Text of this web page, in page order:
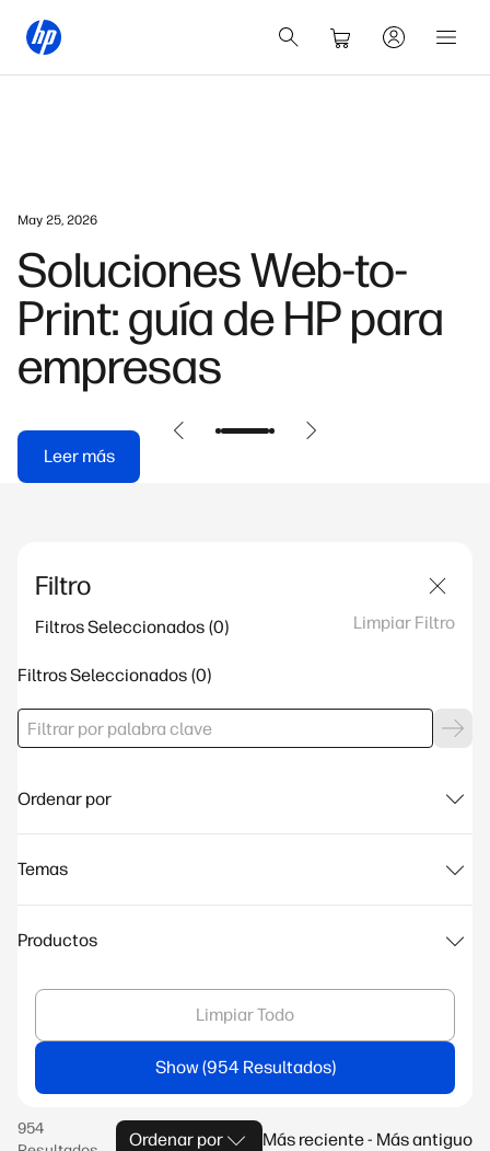
May 25, 2026
Soluciones Web-to-
Print: guía de HP para
empresas
Leer más
Filtro
Filtros Seleccionados Limpiar Filtro
Filtros Seleccionados
Ordenar por
Temas
Productos
Limpiar Todo
Show
Ordenar por Más reciente - Más antiguo